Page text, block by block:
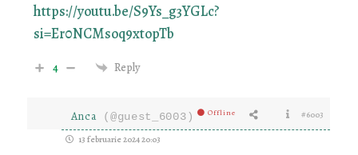
https://youtu.be/S9Ys_g3YGLc?
si=Er0NCMsoq9xtopTb
4 Reply
Anca (@guest_6003) Offline #6003
13 februarie 2024 20:03